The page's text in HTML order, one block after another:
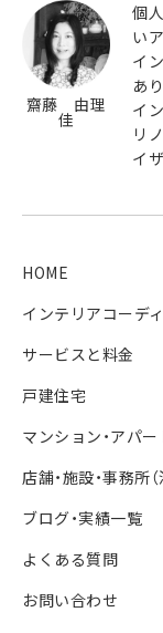
齋藤 由理
佳
個
い
イ
あり
イ
リ
イ
HOME
インテリアコーデ
サービスと料金
戸建住宅
マンション・アパ
店舗・施設・事務所（
ブログ・実績一覧
よくある質問
お問い合わせ